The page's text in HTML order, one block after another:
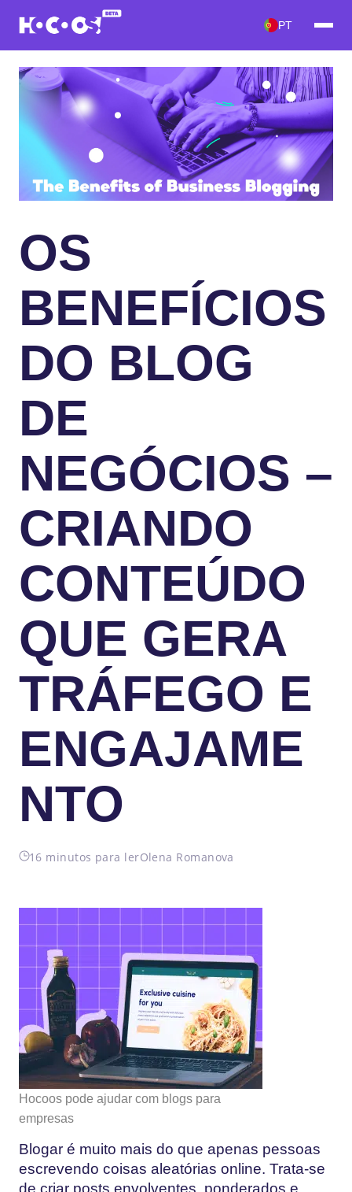
PT
OS
BENEFÍCIOS
DO BLOG
DE
NEGÓCIOS –
CRIANDO
CONTEÚDO
QUE GERA
TRÁFEGO E
ENGAJAME
NTO
16 minutos para lerOlena Romanova
Hocoos pode ajudar com blogs para
empresas
Blogar é muito mais do que apenas pessoas
escrevendo coisas aleatórias online. Trata-se
de criar posts envolventes, ponderados e